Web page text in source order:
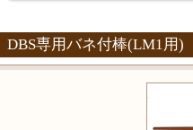
DBS専用バネ付棒(LM1用)